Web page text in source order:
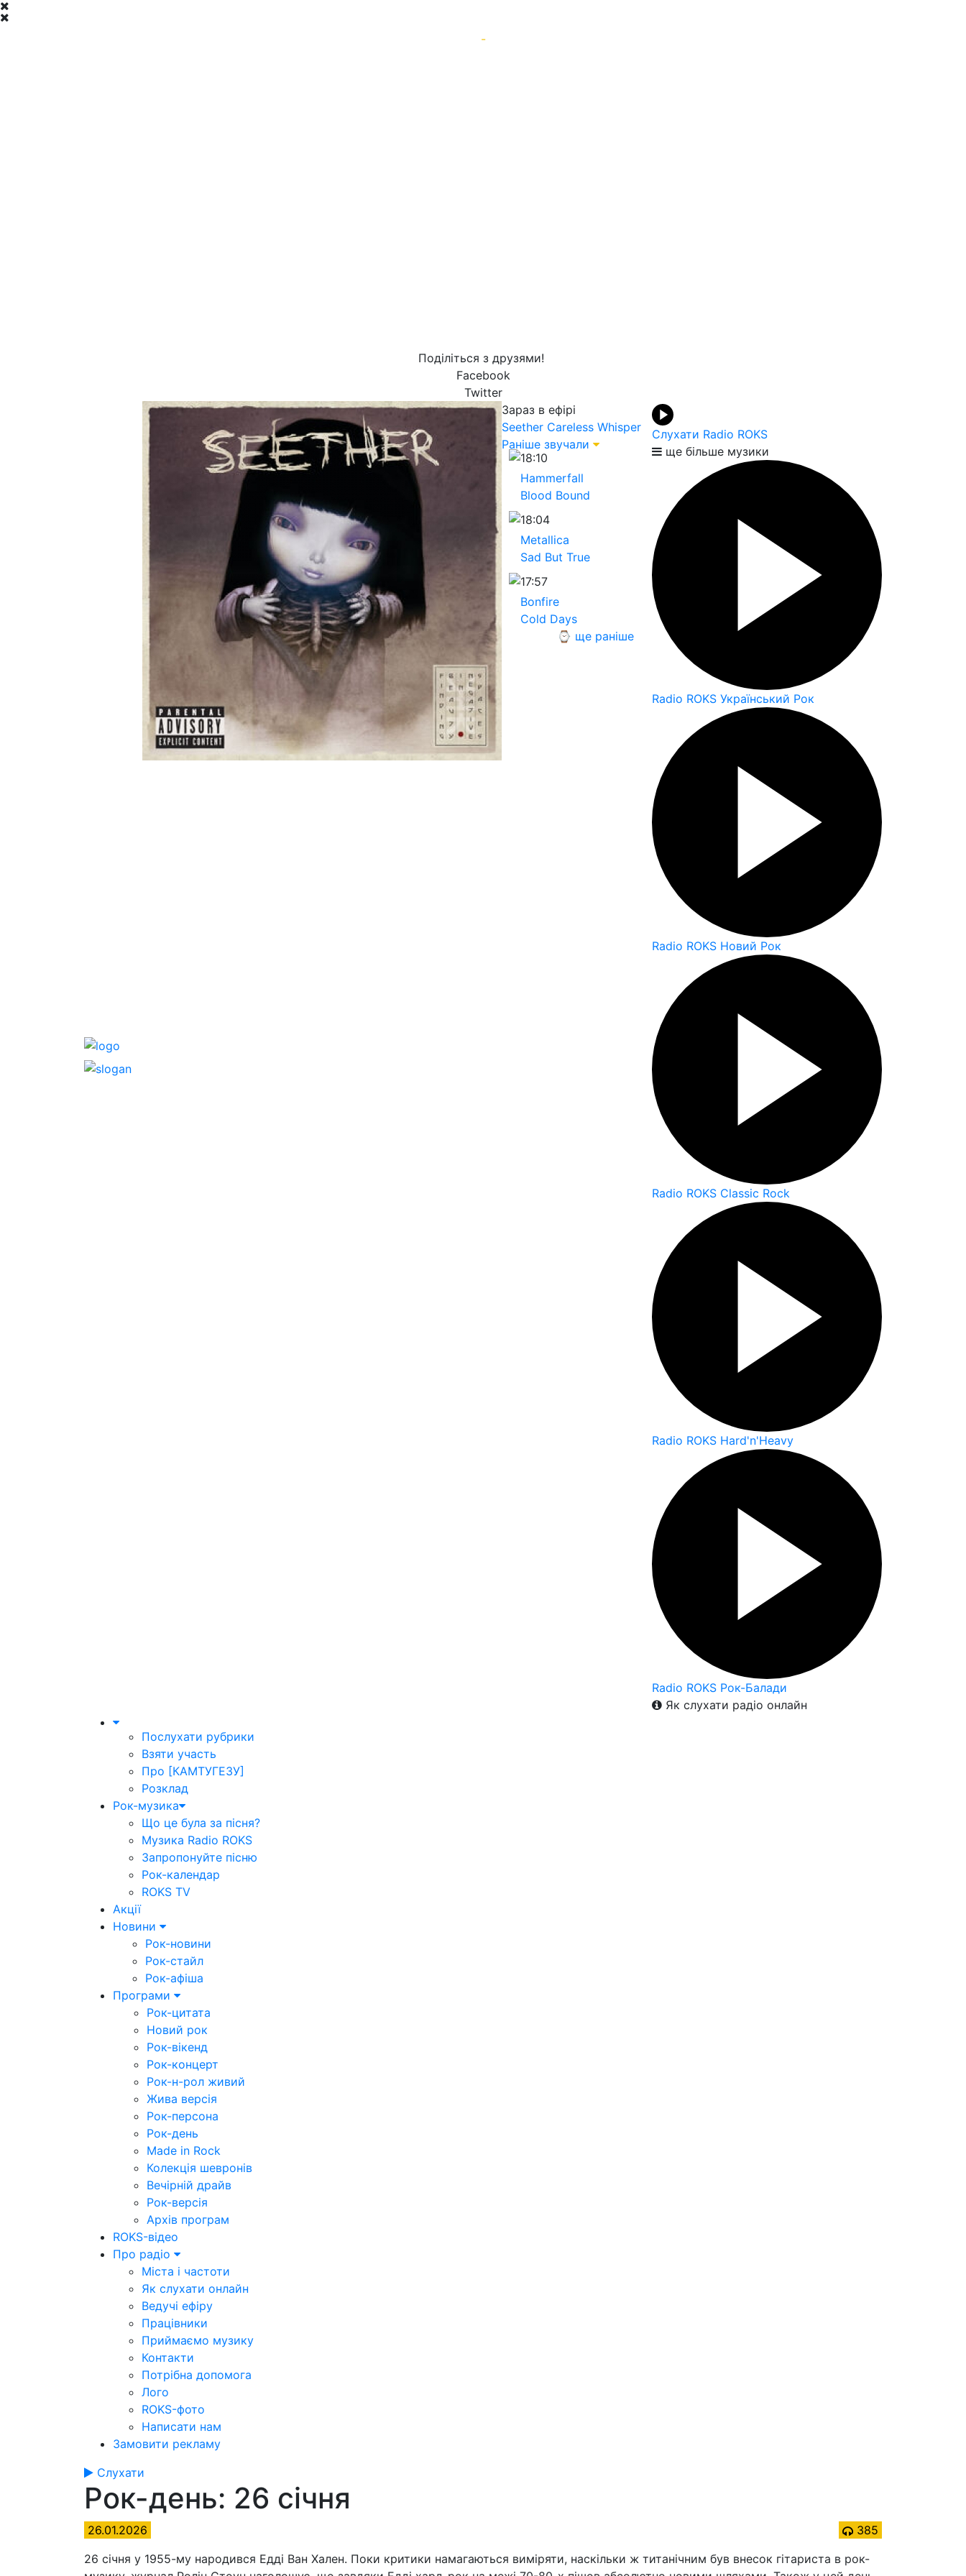
-
Поділіться з друзями!
Facebook
Twitter
Зараз в ефірі
Seether Careless Whisper
Раніше звучали
18:10
Hammerfall
Blood Bound
18:04
Metallica
Sad But True
17:57
Bonfire
Cold Days
⌚ ще раніше
Слухати Radio ROKS
ще більше музики
Radio ROKS Український Рок
Radio ROKS Новий Рок
Radio ROKS Classic Rock
Radio ROKS Hard'n'Heavy
Radio ROKS Рок-Балади
Як слухати радіо онлайн
Послухати рубрики
Взяти участь
Про [КАМТУГЕЗУ]
Розклад
Рок-музика
Що це була за пісня?
Музика Radio ROKS
Запропонуйте пісню
Рок-календар
ROKS TV
Акції
Новини
Рок-новини
Рок-стайл
Рок-афіша
Програми
Рок-цитата
Новий рок
Рок-вікенд
Рок-концерт
Рок-н-рол живий
Жива версія
Рок-персона
Рок-день
Made in Rock
Колекція шевронів
Вечірній драйв
Рок-версія
Архів програм
ROKS-відео
Про радіо
Міста і частоти
Як слухати онлайн
Ведучі ефіру
Працівники
Приймаємо музику
Контакти
Потрібна допомога
Лого
ROKS-фото
Написати нам
Замовити рекламу
Слухати
Рок-день: 26 січня
26.01.2026
385
26 січня у 1955-му народився Едді Ван Хален. Поки критики намагаються виміряти, наскільки ж титанічним був внесок гітариста в рок-